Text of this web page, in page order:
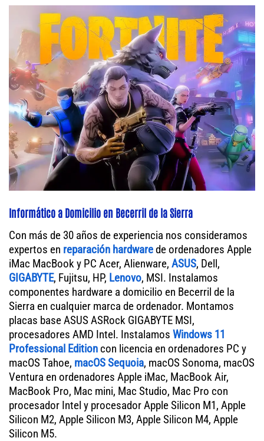
Informático a Domicilio en Becerril de la Sierra
Con más de 30 años de experiencia nos consideramos
expertos en reparación hardwarede ordenadores Apple
iMac MacBook y PC Acer, Alienware, ASUS, Dell,
GIGABYTE, Fujitsu, HP, Lenovo, MSI. Instalamos
componentes hardware a domicilio en Becerril de la
Sierra en cualquier marca de ordenador. Montamos
placas base ASUS ASRock GIGABYTE MSI,
procesadores AMD Intel. Instalamos Windows 11
Professional Edition con licencia en ordenadores PC y
macOS Tahoe, macOS Sequoia, macOS Sonoma, macOS
Ventura en ordenadores Apple iMac, MacBook Air,
MacBook Pro, Mac mini, Mac Studio, Mac Pro con
procesador Intel y procesador Apple Silicon M1, Apple
Silicon M2, Apple Silicon M3, Apple Silicon M4, Apple
Silicon M5.